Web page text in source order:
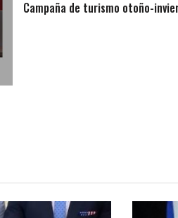
Campaña de turismo otoño-